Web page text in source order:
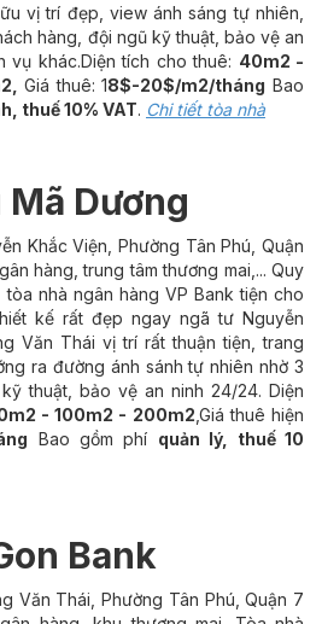
vị trí đẹp, view ánh sáng tự nhiên,
hàng, đội ngũ kỹ thuật, bảo vệ an
vụ khác.Diện tích cho thuê: 40m2 -
Giá thuê: 18$-20$/m2/tháng Bao
thuế 10% VAT. Chi tiết tòa nhà
Mã Dương
Khắc Viện, Phường Tân Phú, Quận
hàng, trung tâm thương mai,... Quy
tòa nhà ngân hàng VP Bank tiện cho
kế rất đẹp ngay ngã tư Nguyễn
Văn Thái vị trí rất thuận tiện, trang
ra đường ánh sánh tự nhiên nhờ 3
thuật, bảo vệ an ninh 24/24. Diện
- 100m2 - 200m2 ,Giá thuê hiện
Bao gồm phí quản lý, thuế 10
Bank
Văn Thái, Phường Tân Phú, Quận 7